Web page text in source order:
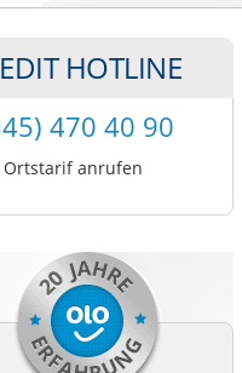
HOTLINE
470 40 90
Ortstarif anrufen